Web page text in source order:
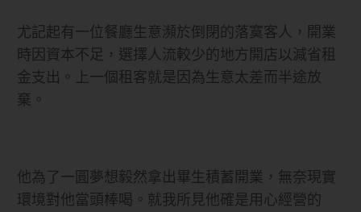
尤記起有一位餐廳生意瀕於倒閉的落寞客人，開業
時因資本不足，選擇人流較少的地方開店以減省租
金支出。上一個租客就是因為生意太差而半途放
棄。
他為了一圓夢想毅然拿出畢生積蓄開業，無奈現實
環境對他當頭棒喝。就我所見他確是用心經營的